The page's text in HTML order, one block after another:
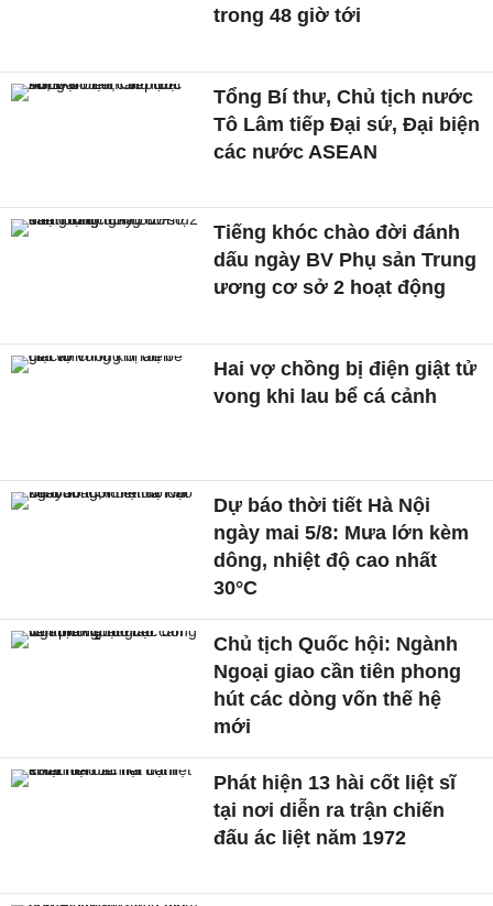
trong 48 giờ tới
Tổng Bí thư, Chủ tịch nước
Tô Lâm tiếp Đại sứ, Đại biện
các nước ASEAN
Tiếng khóc chào đời đánh
dấu ngày BV Phụ sản Trung
ương cơ sở 2 hoạt động
Hai vợ chồng bị điện giật tử
vong khi lau bể cá cảnh
Dự báo thời tiết Hà Nội
ngày mai 5/8: Mưa lớn kèm
dông, nhiệt độ cao nhất
30°C
Chủ tịch Quốc hội: Ngành
Ngoại giao cần tiên phong
hút các dòng vốn thế hệ
mới
Phát hiện 13 hài cốt liệt sĩ
tại nơi diễn ra trận chiến
đấu ác liệt năm 1972